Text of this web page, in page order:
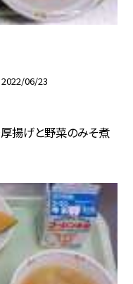
2022/06/23
揚げと野菜のみそ煮